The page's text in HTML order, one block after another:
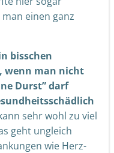
einen ganz
bisschen
wenn man nicht
Durst” darf
sehr wohl zu viel
geht ungleich
wie Herz-